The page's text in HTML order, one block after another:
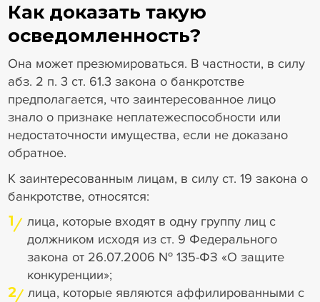
Как доказать такую
осведомленность?
Она может презюмироваться. В частности, в силу
абз. 2 п. 3 ст. 61.3 закона о банкротстве
предполагается, что заинтересованное лицо
знало о признаке неплатежеспособности или
недостаточности имущества, если не доказано
обратное.
К заинтересованным лицам, в силу ст. 19 закона о
банкротстве, относятся:
1
лица, которые входят в одну группу лиц с
должником исходя из ст. 9 Федерального
закона от 26.07.2006 № 135-ФЗ «О защите
конкуренции»;
2
лица, которые являются аффилированными с